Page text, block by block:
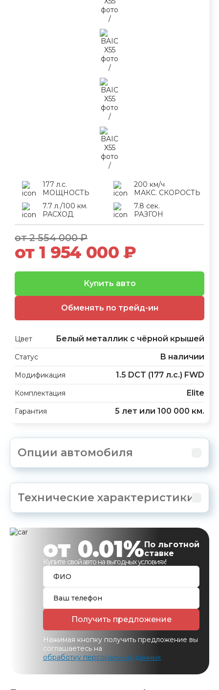
от 2 554 000 ₽
от 1 954 000 ₽
Обменять по трейд-ин
Купить авто
Цвет Белый металлик с чёрной крышей
Статус В наличии
Модификация 1.5 DCT (177 л.с.) FWD
Комплектация Elite
Гарантия 5 лет или 100 000 км.
177 л.с.
МОЩНОСТЬ
200 км/ч
МАКС. СКОРОСТЬ
7.7 л./100 км.
РАСХОД
7.8 сек.
РАЗГОН
Опции автомобиля
Технические характеристики
от 0.01%По льготной
ставке
Купите свой авто на выгодных условиях!
Получить предложение
Нажимая кнопку получить предложение вы
соглашаетесь на
обработку персональных данных